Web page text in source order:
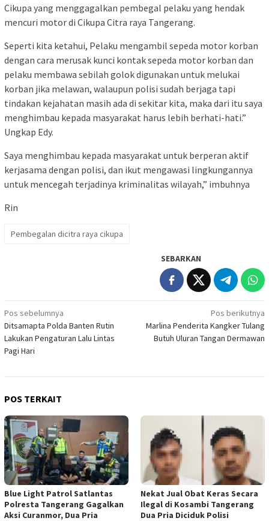
Cikupa yang menggagalkan pembegal pelaku yang hendak
mencuri motor di Cikupa Citra raya Tangerang.
Seperti kita ketahui, Pelaku mengambil sepeda motor korban
dengan cara merusak kunci kontak sepeda motor korban dan
pelaku membawa sebilah golok digunakan untuk melukai
korban jika melawan, walaupun polisi sudah berjaga tapi
tindakan kejahatan masih ada di sekitar kita, maka dari itu saya
menghimbau kepada masyarakat harus lebih berhati-hati.”
Ungkap Edy.
Saya menghimbau kepada masyarakat untuk berperan aktif
kerjasama dengan polisi, dan ikut mengawasi lingkungannya
untuk mencegah terjadinya kriminalitas wilayah,” imbuhnya
Rin
Pembegalan dicitra raya cikupa
SEBARKAN
Navigasi
pos
Pos sebelumnya
Ditsamapta Polda Banten Rutin
Lakukan Pengaturan Lalu Lintas
Pagi Hari
Pos berikutnya
Marlina Penderita Kangker Tulang
Butuh Uluran Tangan Dermawan
POS TERKAIT
Blue Light Patrol Satlantas
Polresta Tangerang Gagalkan
Aksi Curanmor, Dua Pria
Nekat Jual Obat Keras Secara
Ilegal di Kosambi Tangerang
Dua Pria Diciduk Polisi